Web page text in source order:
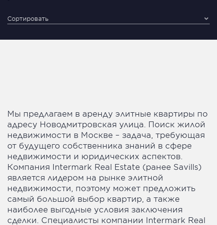
Сортировать
Мы предлагаем в аренду элитные квартиры по
адресу Новодмитровская улица. Поиск жилой
недвижимости в Москве – задача, требующая
от будущего собственника знаний в сфере
недвижимости и юридических аспектов.
Компания Intermark Real Estate (ранее Savills)
является лидером на рынке элитной
недвижимости, поэтому может предложить
самый большой выбор квартир, а также
наиболее выгодные условия заключения
сделки. Специалисты компании Intermark Real